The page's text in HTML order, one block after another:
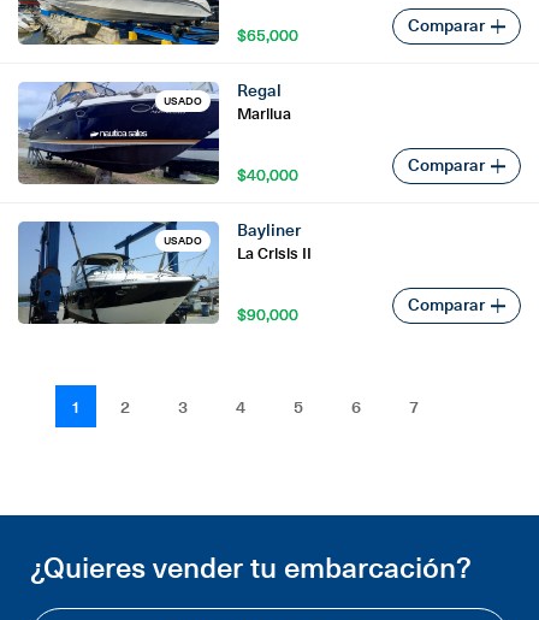
$65,000
$65,000 Comparar
USADO Regal
$40,000
Marilua
$40,000 Comparar
USADO Bayliner
$90,000
La Crisis II
$90,000 Comparar
1 2 3 4 5 6 7
¿Quieres vender tu embarcación?